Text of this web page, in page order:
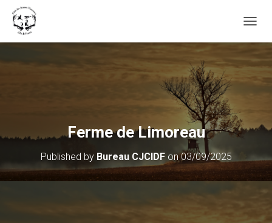
Ferme de Limoreau
Published by Bureau CJCIDFon03/09/2025